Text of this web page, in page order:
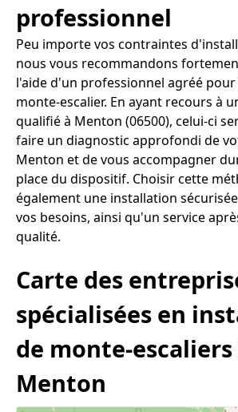
professionnel
Peu importe vos contraintes
nous vous recommandons
l'aide d'un professionnel agréé
monte-escalier. En ayant recours à
qualifié à Menton (06500), celui-ci
faire un diagnostic approfondi de
Menton et de vous accompagner
place du dispositif. Choisir cette
également une installation
vos besoins, ainsi qu'un service
qualité.
Carte des
spécialisées en
de monte-escaliers
Menton